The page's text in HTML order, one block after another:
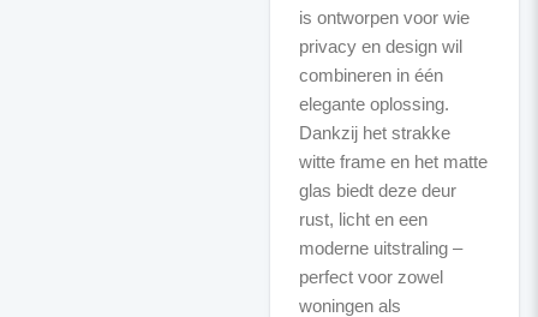
is ontworpen voor wie
privacy en design wil
combineren in één
elegante oplossing.
Dankzij het strakke
witte frame en het matte
glas biedt deze deur
rust, licht en een
moderne uitstraling –
perfect voor zowel
woningen als